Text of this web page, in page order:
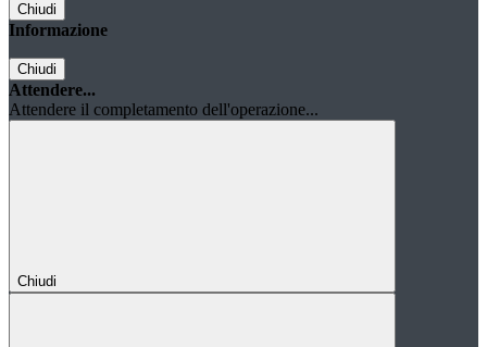
Chiudi
Informazione
Chiudi
Attendere...
Attendere il completamento dell'operazione...
Chiudi